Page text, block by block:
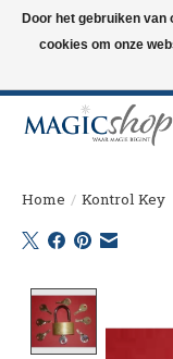
Altijd de nieuwste trucs
Langskomen in onze
Home / Kontrol Key
Door het gebruiken van
cookies om onze